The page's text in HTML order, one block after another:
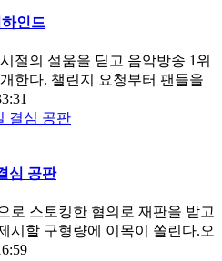
하인드
절의 설움을 딛고 음악방송 1위
한다. 챌린지 요청부터 팬들을
심 공판
로 스토킹한 혐의로 재판을 받고
시할 구형량에 이목이 쏠린다.오